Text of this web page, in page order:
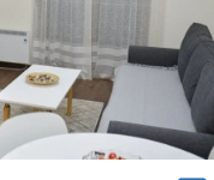
:42
:
Dvosoban